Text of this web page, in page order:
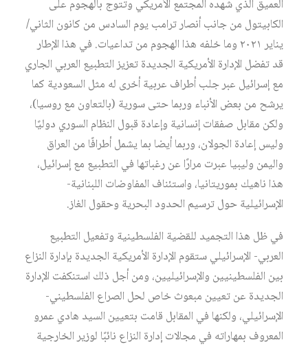
العميق الذي شهده المجتمع الأمريكي وتتوج بالهجوم على
الكابيتول من جانب أنصار ترامب يوم السادس من كانون الثاني/
يناير ٢٠٢١ وما خلفه هذا الهجوم من تداعيات. في هذا الإطار
قد تفضل الإدارة الأمريكية الجديدة تعزيز التطبيع العربي الجاري
مع إسرائيل عبر جلب أطراف عربية أخرى له مثل السعودية كما
يرشح من بعض الأنباء وربما حتى سورية (بالتعاون مع روسيا)،
ولكن مقابل صفقات إنسانية وإعادة قبول النظام السوري دوليًا
وليس إعادة الجولان، وربما أيضا بما يشمل أطرافًا من العراق
واليمن وليبيا عبرت مرارًا عن رغباتها في التطبيع مع إسرائيل،
هذا ناهيك بموريتانيا، واستئناف المفاوضات اللبنانية-
الإسرائيلية حول ترسيم الحدود البحرية وحقول الغاز.
في ظل هذا التجميد للقضية الفلسطينية وتفعيل التطبيع
العربي- الإسرائيلي ستقوم الإدارة الأمريكية الجديدة بإدارة النزاع
بين الفلسطينيين والإسرائيليين، ومن أجل ذلك استنكفت الإدارة
الجديدة عن تعيين مبعوث خاص لحل الصراع الفلسطيني-
الإسرائيلي، ولكنها في المقابل قامت بتعيين السيد هادي عمرو
المعروف بمهاراته في مجالات إدارة النزاع نائبًا لوزير الخارجية